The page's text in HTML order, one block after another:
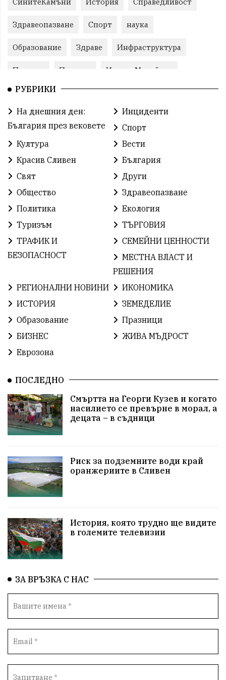
Здравеопазване Спорт наука
Образование Здраве Инфраструктура
Пеевски Протест ИвелинМихайлов
Свобода
Празник ГражданскоОбщество
РадостинВасилев ЛекаАтлетика
ХристоИлиев БългарскоЗемеделие
БългарскиСпорт
ОбщественИнтерес земеделие
ИсторияНаБългария Иновации САЩ
БългарскаГордост Твърдица ОбщинаСливен
ЕвропейскиСъюз Право
ЦветомирПетков Правосъдие СелинКларънс
УрсулаФонДерЛайен Обединение
ПетърПетров
НародноСъбрание Варна Родителство
Сигурност
ПътнаБезопасност Великобритания
ОколнаСреда
ИсторическиПарк Деца Археология
Безводие ВоенноВреме Космос
ВоднаКриза
Катастрофа демокрация БъдещевБългария
РУБРИКИ
На днешния ден:
България през вековете
Инциденти
Спорт
Култура
Вести
Красив Сливен
България
Свят
Други
Общество
Здравеопазване
Политика
Екология
Туризъм
ТЪРГОВИЯ
ТРАФИК И
БЕЗОПАСНОСТ
СЕМЕЙНИ ЦЕННОСТИ
МЕСТНА ВЛАСТ И
РЕШЕНИЯ
РЕГИОНАЛНИ НОВИНИ
ИКОНОМИКА
ИСТОРИЯ
ЗЕМЕДЕЛИЕ
Образование
Празници
БИЗНЕС
ЖИВА МЪДРОСТ
Еврозона
ПОСЛЕДНО
Смъртта на Георги Кузев и когато
насилието се превърне в морал, а
децата – в съдници
Риск за подземните води край
оранжериите в Сливен
История, която трудно ще видите
в големите телевизии
ЗА ВРЪЗКА С НАС